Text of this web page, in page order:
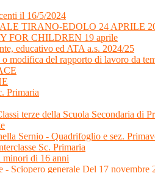
il 16/5/2024
TIRANO-EDOLO 24 APRILE
FOR CHILDREN 19 aprile
educativo ed ATA a.s. 2024/25
modifica del rapporto di lavoro da
Primaria
terze della Scuola Secondaria di
Sernio - Quadrifoglio e sez.
Sc. Primaria
di 16 anni
- Sciopero generale Del 17 novembre